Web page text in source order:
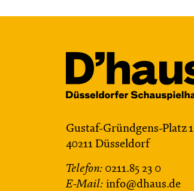
Gustaf-Gründgens-Platz 1
40211 Düsseldorf
Telefon: 0211.85 23 0
E-Mail: info@dhaus.de